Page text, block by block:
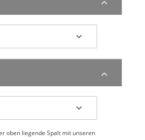
oben liegende Spalt mit unseren